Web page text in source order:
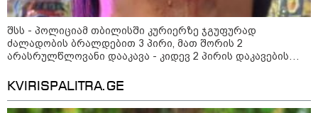
რა არის ცნობილი,
საქართველოში დაფუძნებულ
კრიპტოკომპანიაზე, რომელიც
აშშ-ს სახაზინო დეპარტამენტმა
დაასანქცირა
შსს - პოლიციამ თბილისში კურიერზე ჯგუფურად
ძალადობის ბრალდებით 3 პირი, მათ შორის 2
არასრულწლოვანი დააკავა - კიდევ 2 პირის დაკავების
KVIRISPALITRA.GE